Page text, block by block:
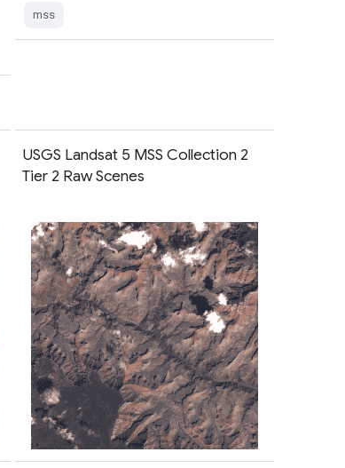
mss
USGS Landsat 5 MSS Collection 2
Tier 2 Raw Scenes